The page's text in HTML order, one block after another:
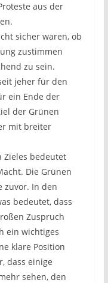
aus der
sicher waren, ob
zustimmen
zu sein.
jeher für den
ein Ende der
der Grünen
mit breiter
Zieles bedeutet
Die Grünen
zuvor. In den
bedeutet, dass
Zuspruch
ein wichtiges
klare Position
dass einige
sehen, den